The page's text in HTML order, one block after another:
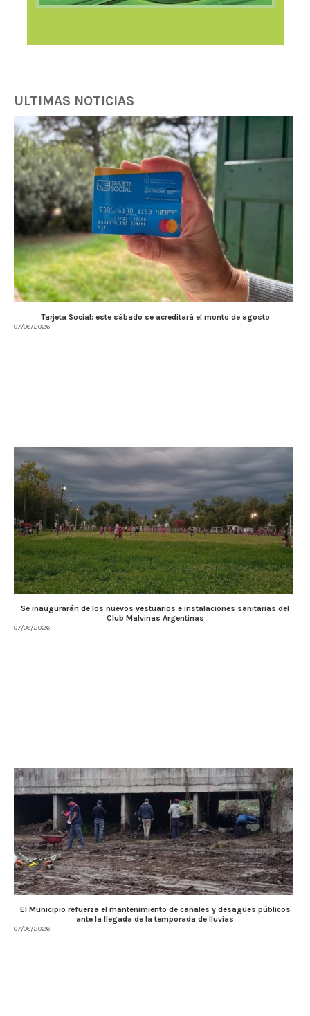
ULTIMAS NOTICIAS
Tarjeta Social: este sábado se acreditará el monto de agosto
07/08/2026
Se inaugurarán de los nuevos vestuarios e instalaciones sanitarias del
Club Malvinas Argentinas
07/08/2026
El Municipio refuerza el mantenimiento de canales y desagües públicos
ante la llegada de la temporada de lluvias
07/08/2026